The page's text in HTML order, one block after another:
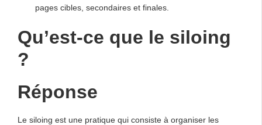
pages cibles, secondaires et finales.
Qu’est-ce que le siloing
?
Réponse
Le siloing est une pratique qui consiste à organiser les